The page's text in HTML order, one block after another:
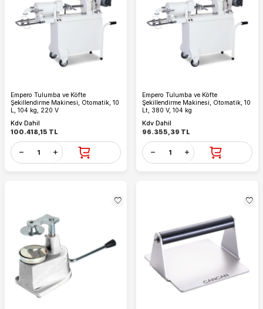
Empero Tulumba ve Köfte
Şekillendirme Makinesi, Otomatik, 10
L, 104 kg, 220 V
Kdv Dahil
100.418,15 TL
Empero Tulumba ve Köfte
Şekillendirme Makinesi, Otomatik, 10
Lt, 380 V, 104 kg
Kdv Dahil
96.355,39 TL